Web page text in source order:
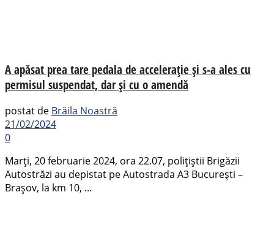
A apăsat prea tare pedala de accelerație și s-a ales cu
permisul suspendat, dar și cu o amendă
postat de Brăila Noastră
21/02/2024
0
Marți, 20 februarie 2024, ora 22.07, polițiștii Brigăzii
Autostrăzi au depistat pe Autostrada A3 București –
Brașov, la km 10, ...